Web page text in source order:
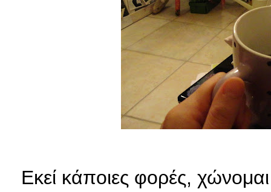
Εκεί κάποιες φορές,